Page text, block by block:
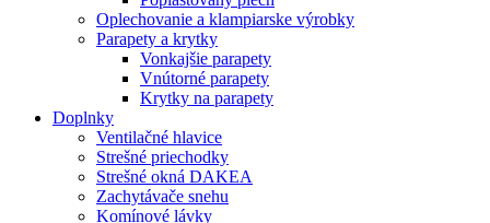
Oplechovanie a klampiarske výrobky
Parapety a krytky
Vonkajšie parapety
Vnútorné parapety
Krytky na parapety
Doplnky
Ventilačné hlavice
Strešné priechodky
Strešné okná DAKEA
Zachytávače snehu
Komínové lávky